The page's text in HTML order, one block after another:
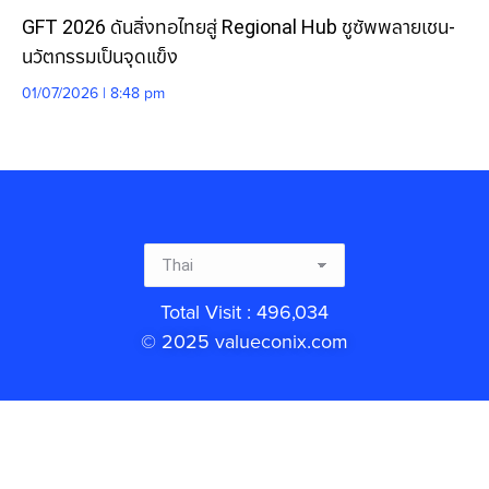
GFT 2026 ดันสิ่งทอไทยสู่ Regional Hub ชูซัพพลายเชน-
นวัตกรรมเป็นจุดแข็ง
01/07/2026 | 8:48 pm
Total Visit : 496,034
© 2025 valueconix.com